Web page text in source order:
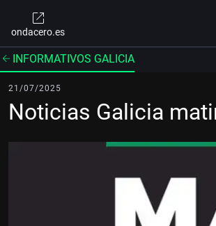
ondacero.es
INFORMATIVOS GALICIA
21/07/2025
Noticias Galicia